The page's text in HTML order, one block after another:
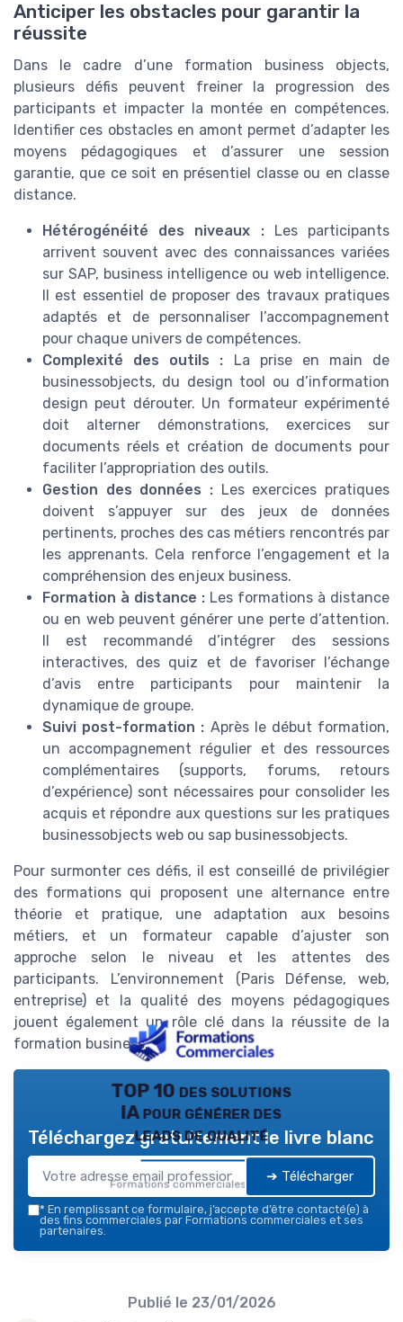
Anticiper les obstacles pour garantir la
réussite
Dans le cadre d’une formation business objects,
plusieurs défis peuvent freiner la progression des
participants et impacter la montée en compétences.
Identifier ces obstacles en amont permet d’adapter les
moyens pédagogiques et d’assurer une session
garantie, que ce soit en présentiel classe ou en classe
distance.
Hétérogénéité des niveaux :Les participants
arrivent souvent avec des connaissances variées
sur SAP, business intelligence ou web intelligence.
Il est essentiel de proposer des travaux pratiques
adaptés et de personnaliser l’accompagnement
pour chaque univers de compétences.
Complexité des outils : La prise en main de
businessobjects, du design tool ou d’information
design peut dérouter. Un formateur expérimenté
doit alterner démonstrations, exercices sur
documents réels et création de documents pour
faciliter l’appropriation des outils.
Gestion des données : Les exercices pratiques
doivent s’appuyer sur des jeux de données
pertinents, proches des cas métiers rencontrés par
les apprenants. Cela renforce l’engagement et la
compréhension des enjeux business.
Formation à distance : Les formations à distance
ou en web peuvent générer une perte d’attention.
Il est recommandé d’intégrer des sessions
interactives, des quiz et de favoriser l’échange
d’avis entre participants pour maintenir la
dynamique de groupe.
Suivi post-formation : Après le début formation,
un accompagnement régulier et des ressources
complémentaires (supports, forums, retours
d’expérience) sont nécessaires pour consolider les
acquis et répondre aux questions sur les pratiques
businessobjects web ou sap businessobjects.
Pour surmonter ces défis, il est conseillé de privilégier
des formations qui proposent une alternance entre
théorie et pratique, une adaptation aux besoins
métiers, et un formateur capable d’ajuster son
approche selon le niveau et les attentes des
participants. L’environnement (Paris Défense, web,
entreprise) et la qualité des moyens pédagogiques
jouent également un rôle clé dans la réussite de la
formation business.
TOP 10 des solutions
IA pour générer des
leads de qualité
Formations commerciales — 2026
Téléchargez gratuitement le livre blanc
➔ Télécharger
* En remplissant ce formulaire, j’accepte d’être contacté(e) à
des fins commerciales par Formations commerciales et ses
partenaires.
Publié le 23/01/2026